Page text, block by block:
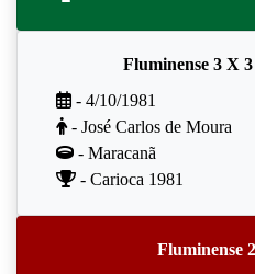
Fluminense 3 X
- 4/10/1981
- José Carlos de Moura
- Maracanã
- Carioca 1981
Fluminense